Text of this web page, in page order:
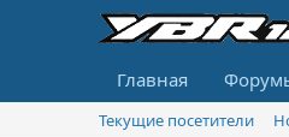
Главная
Текущие посетители